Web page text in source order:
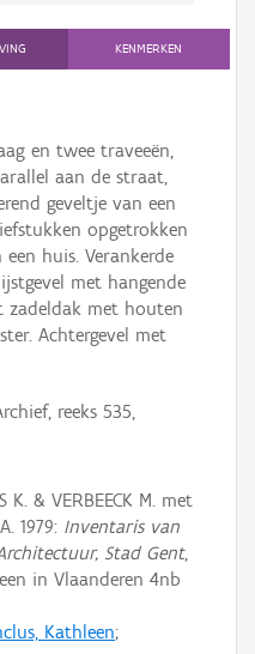
KENMERKEN
en twee traveeën,
aan de straat,
geveltje van een
opgetrokken
huis. Verankerde
met hangende
zadeldak met houten
Achtergevel met
reeks 535,
K. & VERBEECK M. met
1979: Inventaris van
Stad Gent,
in Vlaanderen 4nb
Kathleen;